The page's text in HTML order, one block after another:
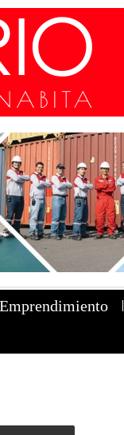
Emprendimiento